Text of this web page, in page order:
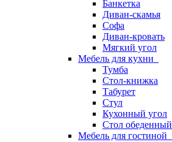
Банкетка
Диван-скамья
Софа
Диван-кровать
Мягкий угол
Мебель для кухни
Тумба
Стол-книжка
Табурет
Стул
Кухонный угол
Стол обеденный
Мебель для гостиной